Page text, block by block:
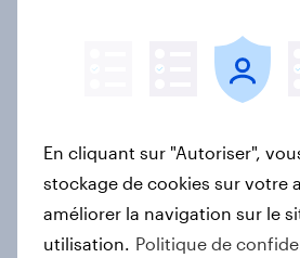
Rentrée scolaire 2025
Français profitent-ils
période pour faire des
Article
En cliquant sur "Autoriser",
stockage de cookies sur votre
améliorer la navigation sur le
utilisation. Politique de